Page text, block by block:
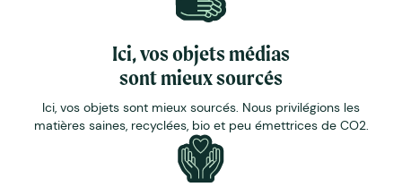
Ici, vos objets médias
sont mieux sourcés
Ici, vos objets sont mieux sourcés. Nous privilégions les
matières saines, recyclées, bio et peu émettrices de CO2.